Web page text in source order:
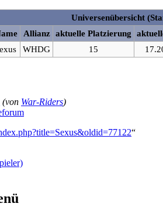
Universenübersicht
Allianz aktuelle Platzierung
WHDG 15
(von War-Riders)
“